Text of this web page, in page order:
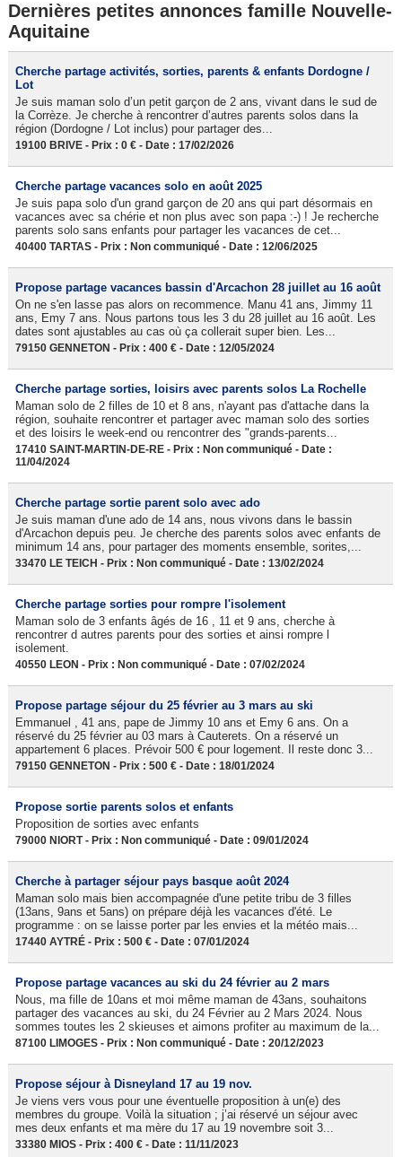
Dernières petites annonces famille Nouvelle-
Aquitaine
Cherche partage activités, sorties, parents & enfants Dordogne /
Lot
Je suis maman solo d’un petit garçon de 2 ans, vivant dans le sud de
la Corrèze. Je cherche à rencontrer d’autres parents solos dans la
région (Dordogne / Lot inclus) pour partager des...
19100 BRIVE - Prix : 0 € - Date : 17/02/2026
Cherche partage vacances solo en août 2025
Je suis papa solo d'un grand garçon de 20 ans qui part désormais en
vacances avec sa chérie et non plus avec son papa :-) ! Je recherche
parents solo sans enfants pour partager les vacances de cet...
40400 TARTAS - Prix : Non communiqué - Date : 12/06/2025
Propose partage vacances bassin d'Arcachon 28 juillet au 16 août
On ne s'en lasse pas alors on recommence. Manu 41 ans, Jimmy 11
ans, Emy 7 ans. Nous partons tous les 3 du 28 juillet au 16 août. Les
dates sont ajustables au cas où ça collerait super bien. Les...
79150 GENNETON - Prix : 400 € - Date : 12/05/2024
Cherche partage sorties, loisirs avec parents solos La Rochelle
Maman solo de 2 filles de 10 et 8 ans, n'ayant pas d'attache dans la
région, souhaite rencontrer et partager avec maman solo des sorties
et des loisirs le week-end ou rencontrer des "grands-parents...
17410 SAINT-MARTIN-DE-RE - Prix : Non communiqué - Date :
11/04/2024
Cherche partage sortie parent solo avec ado
Je suis maman d'une ado de 14 ans, nous vivons dans le bassin
d'Arcachon depuis peu. Je cherche des parents solos avec enfants de
minimum 14 ans, pour partager des moments ensemble, sorites,...
33470 LE TEICH - Prix : Non communiqué - Date : 13/02/2024
Cherche partage sorties pour rompre l'isolement
Maman solo de 3 enfants âgés de 16 , 11 et 9 ans, cherche à
rencontrer d autres parents pour des sorties et ainsi rompre l
isolement.
40550 LEON - Prix : Non communiqué - Date : 07/02/2024
Propose partage séjour du 25 février au 3 mars au ski
Emmanuel , 41 ans, pape de Jimmy 10 ans et Emy 6 ans. On a
réservé du 25 février au 03 mars à Cauterets. On a réservé un
appartement 6 places. Prévoir 500 € pour logement. Il reste donc 3...
79150 GENNETON - Prix : 500 € - Date : 18/01/2024
Propose sortie parents solos et enfants
Proposition de sorties avec enfants
79000 NIORT - Prix : Non communiqué - Date : 09/01/2024
Cherche à partager séjour pays basque août 2024
Maman solo mais bien accompagnée d'une petite tribu de 3 filles
(13ans, 9ans et 5ans) on prépare déjà les vacances d'été. Le
programme : on se laisse porter par les envies et la météo mais...
17440 AYTRÉ - Prix : 500 € - Date : 07/01/2024
Propose partage vacances au ski du 24 février au 2 mars
Nous, ma fille de 10ans et moi même maman de 43ans, souhaitons
partager des vacances au ski, du 24 Février au 2 Mars 2024. Nous
sommes toutes les 2 skieuses et aimons profiter au maximum de la...
87100 LIMOGES - Prix : Non communiqué - Date : 20/12/2023
Propose séjour à Disneyland 17 au 19 nov.
Je viens vers vous pour une éventuelle proposition à un(e) des
membres du groupe. Voilà la situation ; j’ai réservé un séjour avec
mes deux enfants et ma mère du 17 au 19 novembre soit 3...
33380 MIOS - Prix : 400 € - Date : 11/11/2023